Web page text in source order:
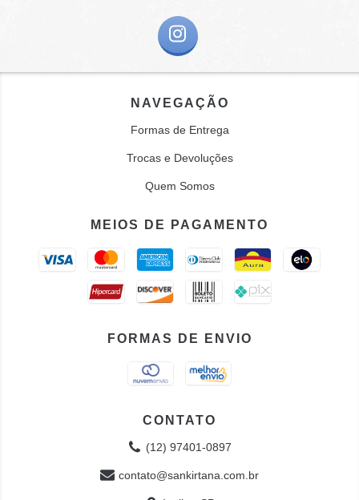
NAVEGAÇÃO
Formas de Entrega
Trocas e Devoluções
Quem Somos
MEIOS DE PAGAMENTO
FORMAS DE ENVIO
CONTATO
(12) 97401-0897
contato@sankirtana.com.br